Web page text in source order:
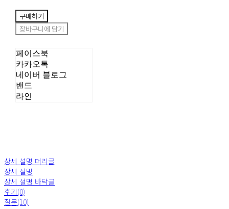
구매하기
장바구니에 담기
페이스북
카카오톡
네이버 블로그
밴드
라인
상세 설명 머리글
상세 설명
상세 설명 바닥글
후기(0)
질문(10)